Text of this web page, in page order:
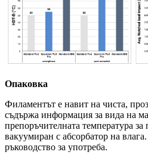
Опаковка
Филаментът е навит на чиста,
съдържа информация за вида на
препоръчителната температура
вакуумиран с абсорбатор на
ръководство за употреба.